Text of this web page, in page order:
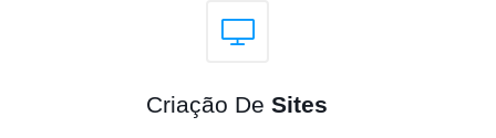
Criação De Sites